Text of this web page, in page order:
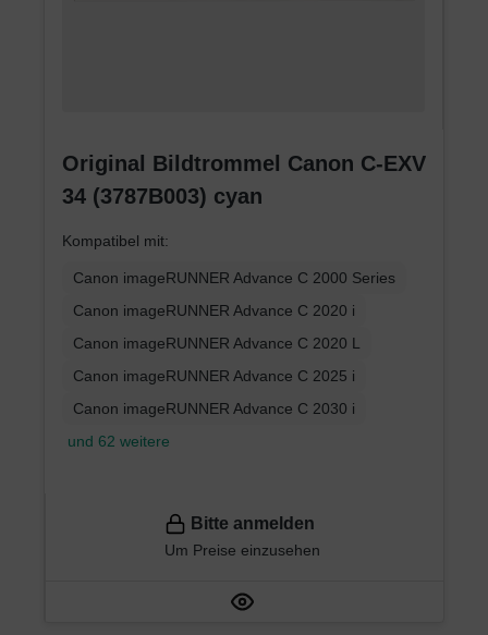
Original Bildtrommel Canon C-EXV
34 (3787B003) cyan
Kompatibel mit:
Canon imageRUNNER Advance C 2000 Series
Canon imageRUNNER Advance C 2020 i
Canon imageRUNNER Advance C 2020 L
Canon imageRUNNER Advance C 2025 i
Canon imageRUNNER Advance C 2030 i
und 62 weitere
Bitte anmelden
Um Preise einzusehen